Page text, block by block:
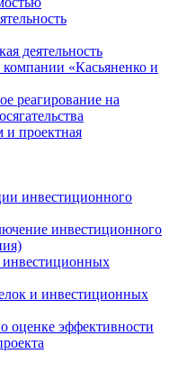
деятельность
«Касьяненко и
реагирование на
и проектная
инвестиционного
инвестиционного
инвестиционных
и инвестиционных
оценке эффективности